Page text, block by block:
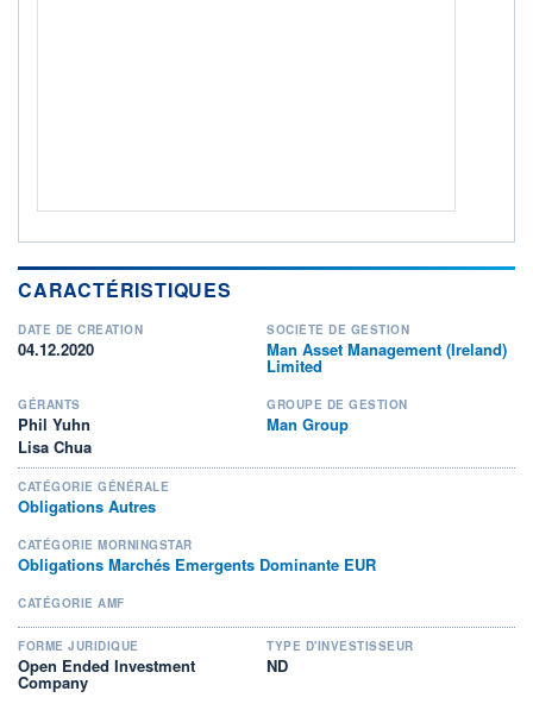
CARACTÉRISTIQUES
DATE DE CRÉATION
04.12.2020
SOCIÉTÉ DE GESTION
Man Asset Management (Ireland)
Limited
GÉRANTS
Phil Yuhn
Lisa Chua
GROUPE DE GESTION
Man Group
CATÉGORIE GÉNÉRALE
Obligations Autres
CATÉGORIE MORNINGSTAR
Obligations Marchés Emergents Dominante EUR
CATÉGORIE AMF
FORME JURIDIQUE
Open Ended Investment
Company
TYPE D'INVESTISSEUR
ND